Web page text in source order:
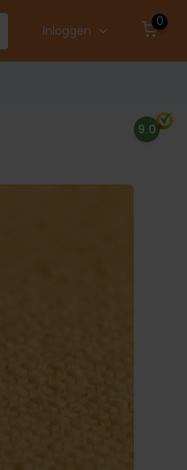
Inloggen
0
9.0